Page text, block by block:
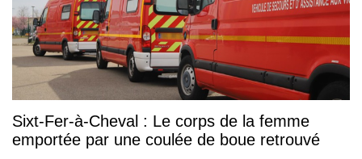
Sixt-Fer-à-Cheval : Le corps de la femme
emportée par une coulée de boue retrouvé